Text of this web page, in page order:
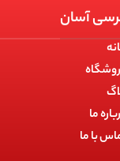
آسان
ما
با ما